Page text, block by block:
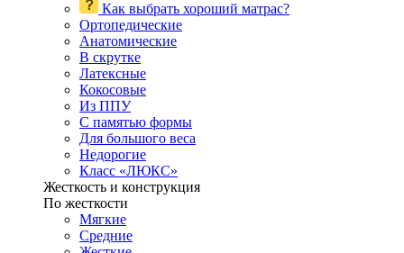
Как выбрать хороший матрас?
Ортопедические
Анатомические
В скрутке
Латексные
Кокосовые
Из ППУ
С памятью формы
Для большого веса
Недорогие
Класс «ЛЮКС»
Жесткость и конструкция
По жесткости
Мягкие
Средние